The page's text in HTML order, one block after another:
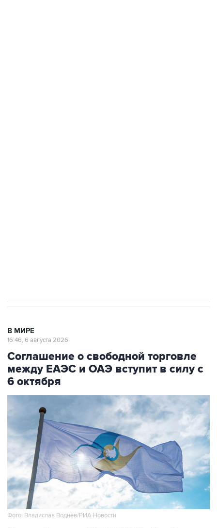
В МИРЕ
16:46, 6 августа 2026
Соглашение о свободной торговле
между ЕАЭС и ОАЭ вступит в силу с
6 октября
Фото: Владислав Воднев/РИА Новости